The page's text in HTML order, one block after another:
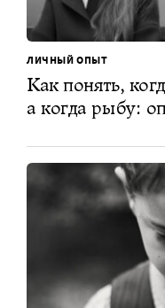
ЛИЧНЫЙ ОПЫТ
Как понять,
а когда рыбу: